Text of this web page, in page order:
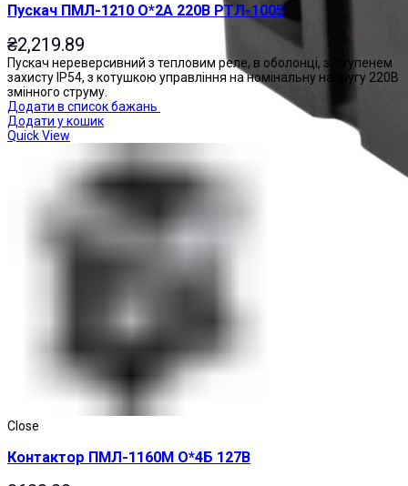
Реле проміжні
Пускач ПМЛ-1210 О*2А 220В РТЛ-1005
₴2,219.89
Пускач нереверсивний з тепловим реле, в оболонці, зі ступенем
захисту IP54, з котушкою управління на номінальну напругу 220В
змінного струму.
Додати в список бажань
Додати у кошик
Quick View
Close
Контактор ПМЛ-1160М О*4Б 127В